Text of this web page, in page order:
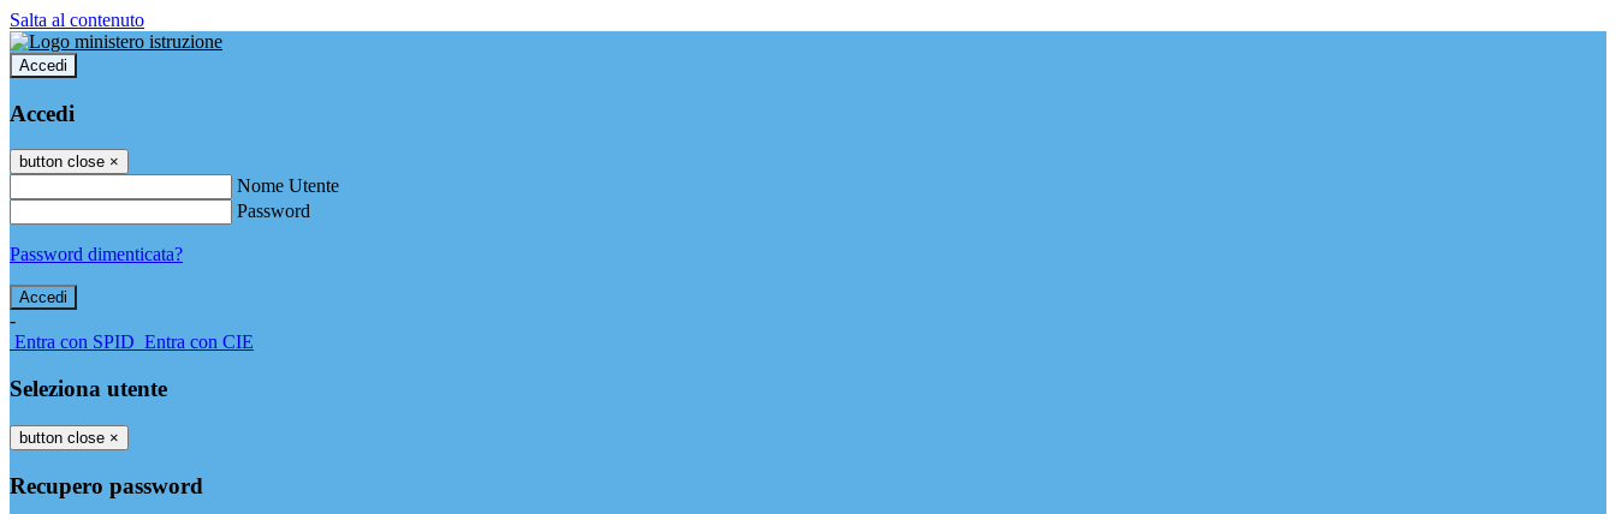
Salta al contenuto
Accedi
Accedi
button close ×
Nome Utente
Password
Password dimenticata?
-
Entra con SPID Entra con CIE
Seleziona utente
button close ×
Recupero password